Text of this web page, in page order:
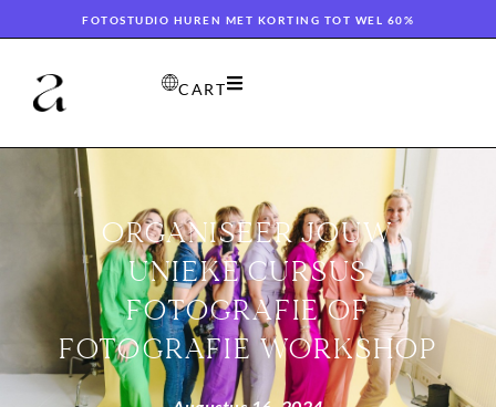
FOTOSTUDIO HUREN MET KORTING TOT WEL 60%
CART
ORGANISEER JOUW
UNIEKE CURSUS
FOTOGRAFIE OF
FOTOGRAFIE WORKSHOP